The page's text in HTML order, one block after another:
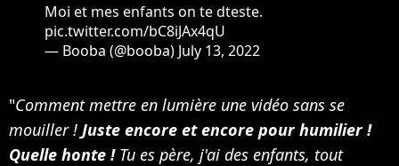
Moi et mes enfants on te dteste.
pic.twitter.com/bC8iJAx4qU
— Booba (@booba) July 13, 2022
"Comment mettre en lumière une vidéo sans se
mouiller ! Juste encore et encore pour humilier !
Quelle honte !Tu es père, j'ai des enfants, tout